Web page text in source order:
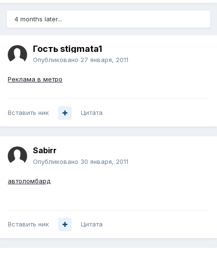
4 months later...
Гость stigmata1
Опубликовано 27 января, 2011
Реклама в метро
Вставить ник Цитата
Sabirr
Опубликовано 30 января, 2011
автоломбард
Вставить ник Цитата